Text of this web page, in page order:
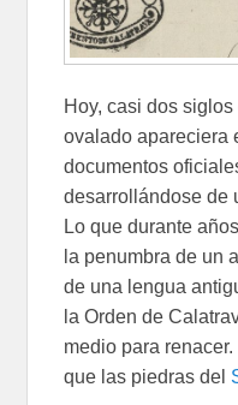
Hoy, casi dos
ovalado apareciera
documentos
desarrollándose de
Lo que durante
la penumbra de un
de una lengua
la Orden de
medio para
que las piedras del